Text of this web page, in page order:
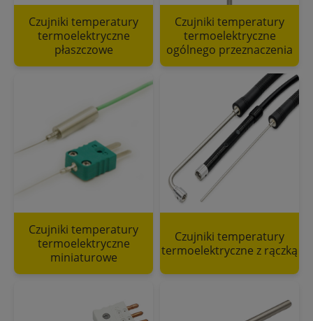
Czujniki temperatury
termoelektryczne
płaszczowe
Czujniki temperatury
termoelektryczne
ogólnego przeznaczenia
Czujniki temperatury
termoelektryczne
miniaturowe
Czujniki temperatury
termoelektryczne z rączką